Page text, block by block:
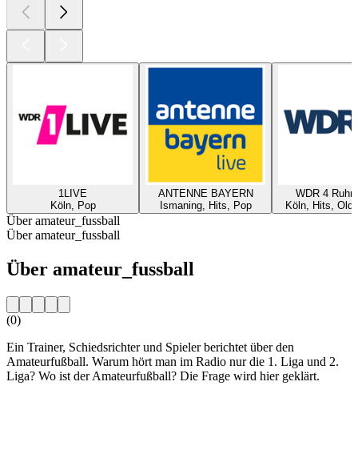
1LIVE
Köln, Pop
ANTENNE BAYERN
Ismaning, Hits, Pop
WDR 4
Köln, Hits,
Über amateur_fussball
Über amateur_fussball
Über amateur_fussball
(0)
Ein Trainer, Schiedsrichter und Spieler berichtet über den
Amateurfußball. Warum hört man im Radio nur die 1. Liga und 2.
Liga? Wo ist der Amateurfußball? Die Frage wird hier geklärt.